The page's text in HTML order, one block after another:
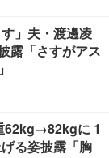
」夫・渡邊凌
露「さすがアス
62kg→82kgに 1
る姿披露「胸